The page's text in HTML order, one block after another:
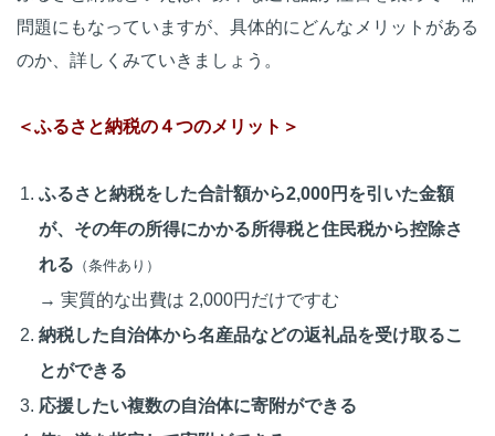
問題にもなっていますが、具体的にどんなメリットがある
のか、詳しくみていきましょう。
＜ふるさと納税の４つのメリット＞
ふるさと納税をした合計額から2,000円を引いた金額
が、その年の所得にかかる所得税と住民税から控除さ
れる （条件あり）
→ 実質的な出費は 2,000円だけですむ
納税した自治体から名産品などの返礼品を受け取るこ
とができる
応援したい複数の自治体に寄附ができる